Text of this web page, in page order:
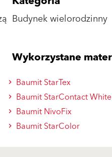
Budynek wielorodzinny
Wykorzystane
Baumit StarTex
Baumit StarContact White
Baumit NivoFix
Baumit StarColor